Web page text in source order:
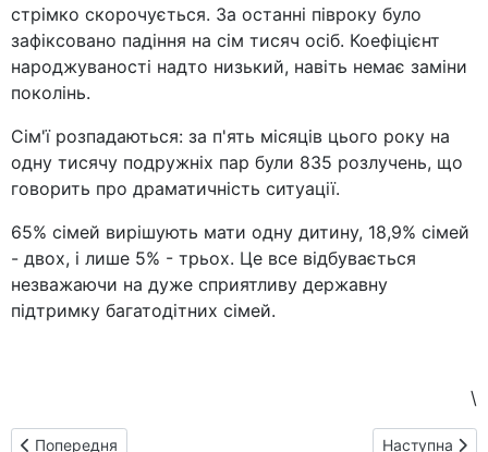
стрімко скорочується. За останні півроку було
зафіксовано падіння на сім тисяч осіб. Коефіцієнт
народжуваності надто низький, навіть немає заміни
поколінь.
Сім'ї розпадаються: за п'ять місяців цього року на
одну тисячу подружніх пар були 835 розлучень, що
говорить про драматичність ситуації.
65% сімей вирішують мати одну дитину, 18,9% сімей
- двох, і лише 5% - трьох. Це все відбувається
незважаючи на дуже сприятливу державну
підтримку багатодітних сімей.
\
Попередня стаття: Білорусія: Борисов. На ринку для всіх
Попередня Наступна
Наступна